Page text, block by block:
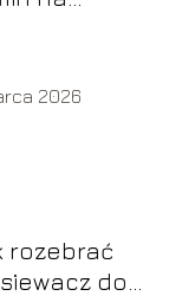
2026
rozebrać
do